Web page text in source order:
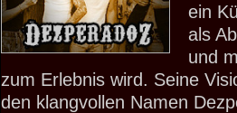
ein
als
und
zum Erlebnis wird. Seine
den klangvollen Namen